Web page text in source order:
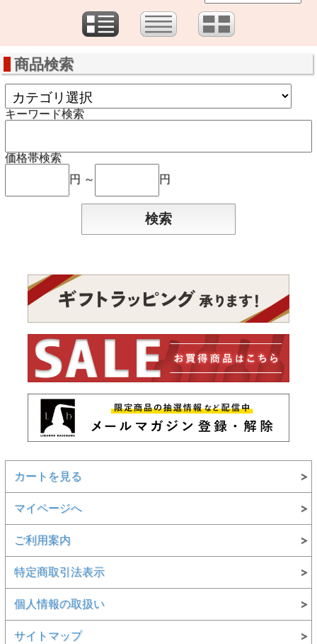
商品検索
キーワード検索
価格帯検索
円 ～
円
カートを見る
マイページへ
ご利用案内
特定商取引法表示
個人情報の取扱い
サイトマップ